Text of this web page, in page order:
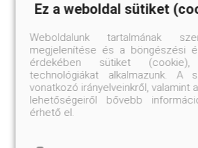
Ez a weboldal sütiket
Weboldalunk tartalmának
megjelenítése és a böngészési
érdekében sütiket
technológiákat alkalmazunk. A
vonatkozó irányelveinkről, valamint
lehetőségeiről bővebb
érhető el.